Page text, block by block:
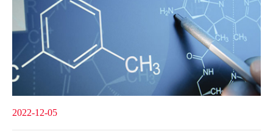
2022-12-05